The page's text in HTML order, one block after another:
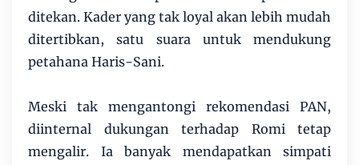
ditekan. Kader yang tak loyal akan lebih mudah
ditertibkan, satu suara untuk mendukung
petahana Haris-Sani.
Meski tak mengantongi rekomendasi PAN,
diinternal dukungan terhadap Romi tetap
mengalir. Ia banyak mendapatkan simpati